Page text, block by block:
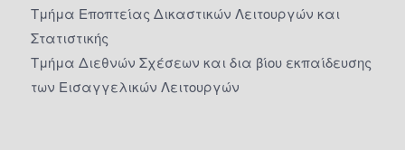
Τμήμα Εποπτείας Δικαστικών Λειτουργών και
Στατιστικής
Τμήμα Διεθνών Σχέσεων και δια βίου εκπαίδευσης
των Εισαγγελικών Λειτουργών